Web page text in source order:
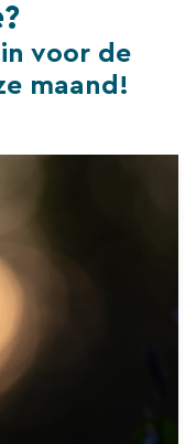
voor de
maand!